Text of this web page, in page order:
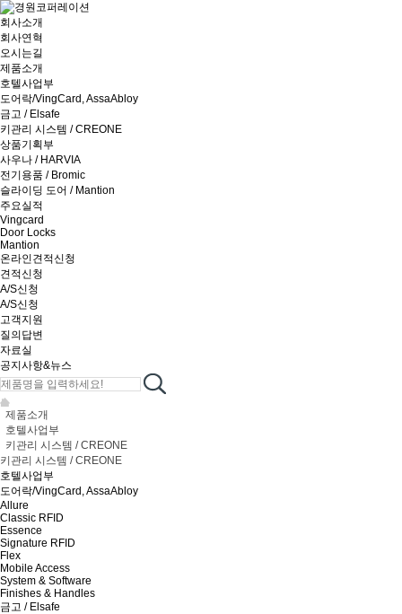
회사소개
회사연혁
오시는길
제품소개
호텔사업부
도어락/VingCard, AssaAbloy
금고 / Elsafe
키관리 시스템 / CREONE
상품기획부
사우나 / HARVIA
전기용품 / Bromic
슬라이딩 도어 / Mantion
주요실적
Vingcard
Door Locks
Mantion
온라인견적신청
견적신청
A/S신청
A/S신청
고객지원
질의답변
자료실
공지사항&뉴스
제품소개
호텔사업부
키관리 시스템 / CREONE
키관리 시스템 / CREONE
호텔사업부
도어락/VingCard, AssaAbloy
Allure
Classic RFID
Essence
Signature RFID
Flex
Mobile Access
System & Software
Finishes & Handles
금고 / Elsafe